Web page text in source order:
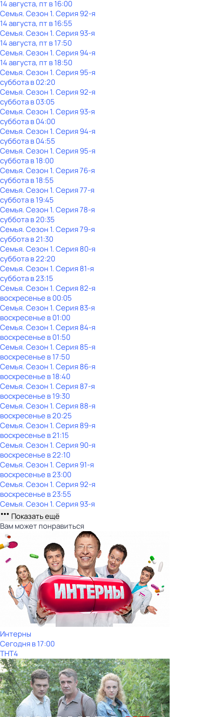
14 августа, пт в 16:00
Семья. Сезон 1. Серия 92-я
14 августа, пт в 16:55
Семья. Сезон 1. Серия 93-я
14 августа, пт в 17:50
Семья. Сезон 1. Серия 94-я
14 августа, пт в 18:50
Семья. Сезон 1. Серия 95-я
субботав02:20
Семья. Сезон 1. Серия 92-я
субботав03:05
Семья. Сезон 1. Серия 93-я
субботав04:00
Семья. Сезон 1. Серия 94-я
субботав04:55
Семья. Сезон 1. Серия 95-я
субботав18:00
Семья. Сезон 1. Серия 76-я
субботав18:55
Семья. Сезон 1. Серия 77-я
субботав19:45
Семья. Сезон 1. Серия 78-я
субботав20:35
Семья. Сезон 1. Серия 79-я
субботав21:30
Семья. Сезон 1. Серия 80-я
субботав22:20
Семья. Сезон 1. Серия 81-я
субботав23:15
Семья. Сезон 1. Серия 82-я
воскресенье в00:05
Семья. Сезон 1. Серия 83-я
воскресенье в01:00
Семья. Сезон 1. Серия 84-я
воскресенье в01:50
Семья. Сезон 1. Серия 85-я
воскресенье в17:50
Семья. Сезон 1. Серия 86-я
воскресенье в18:40
Семья. Сезон 1. Серия 87-я
воскресенье в19:30
Семья. Сезон 1. Серия 88-я
воскресенье в20:25
Семья. Сезон 1. Серия 89-я
воскресенье в21:15
Семья. Сезон 1. Серия 90-я
воскресенье в22:10
Семья. Сезон 1. Серия 91-я
воскресенье в23:00
Семья. Сезон 1. Серия 92-я
воскресенье в23:55
Семья. Сезон 1. Серия 93-я
Показать ещё
Вам может понравиться
Интерны
Сегодня в 17:00
ТНТ4